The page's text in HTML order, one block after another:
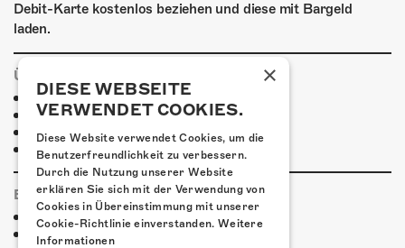
Debit-Karte kostenlos beziehen und diese mit Bargeld
laden.
ÜBERNACHTEN
Jugendherberge Solothurn
Hotel Kreuz Solothurn
H4 Hotel
Weitere Unterkünfte
ESSENSTIPPS
Pier 11
Restaurant Kreuz
×
DIESE WEBSEITE
VERWENDET COOKIES.
Diese Website verwendet Cookies, um die
Benutzerfreundlichkeit zu verbessern.
Durch die Nutzung unserer Website
erklären Sie sich mit der Verwendung von
Cookies in Übereinstimmung mit unserer
Cookie-Richtlinie einverstanden. Weitere
Informationen